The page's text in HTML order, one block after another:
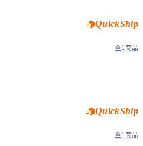
QuickShip
全1商品
QuickShip
全1商品